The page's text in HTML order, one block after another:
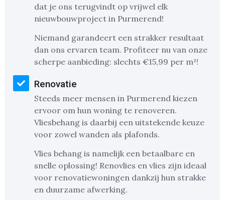
dat je ons terugvindt op vrijwel elk
nieuwbouwproject in Purmerend!
Niemand garandeert een strakker resultaat
dan ons ervaren team. Profiteer nu van onze
scherpe aanbieding: slechts €15,99 per m²!
Renovatie
Steeds meer mensen in Purmerend kiezen
ervoor om hun woning te renoveren.
Vliesbehang is daarbij een uitstekende keuze
voor zowel wanden als plafonds.
Vlies behang is namelijk een betaalbare en
snelle oplossing! Renovlies en vlies zijn ideaal
voor renovatiewoningen dankzij hun strakke
en duurzame afwerking.